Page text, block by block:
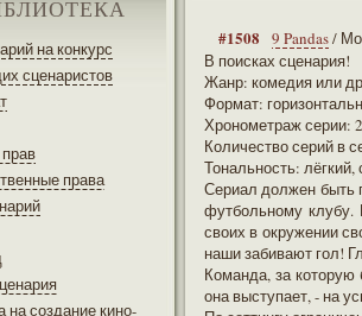
на конкурс
сценаристов
права
на создание кино-
#1508 9 Pandas/
В поисках сценария!
Жанр: комедия или
Формат:
Хронометраж серии:
Количество серий в
Тональность:
Сериал должен быть
футбольному клубу.
своих в окружении
наши забивают гол!
Команда, за которую
она выступает, - на